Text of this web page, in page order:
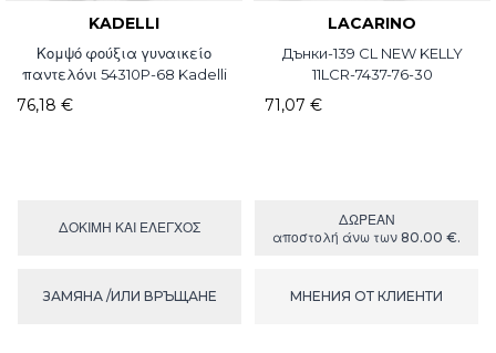
KADELLI
Κομψό φούξια γυναικείο
παντελόνι 54310P-68 Kadelli
76,18 €
LACARINO
Дънки-139 CL NEW KELLY
11LCR-7437-76-30
71,07 €
ΔΟΚΙΜΉ ΚΑΙ ΕΛΕΓΧΟΣ
ΔΩΡΕΑΝ
αποστολή άνω των 80.00 €.
ЗАМЯНА /ИЛИ ВРЪЩАНЕ МНЕНИЯ ОТ КЛИЕНТИ